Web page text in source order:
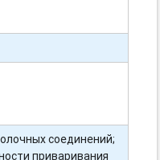
соединений;
приваривания